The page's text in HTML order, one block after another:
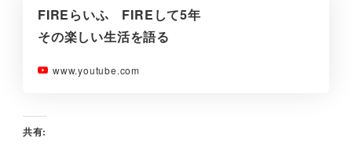
FIREらいふ FIREして5年
その楽しい生活を語る
www.youtube.com
共有: